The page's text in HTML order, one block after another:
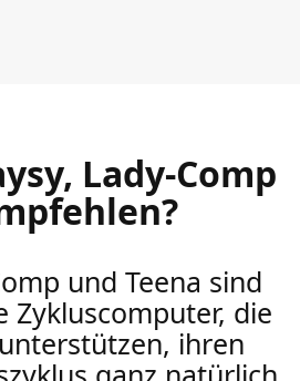
Lady-Comp
und Teena sind
die
ihren